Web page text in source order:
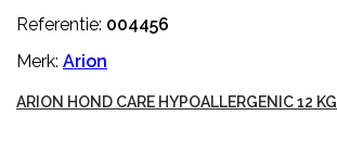
Referentie: 004456
Merk: Arion
ARION HOND CARE HYPOALLERGENIC 12 KG